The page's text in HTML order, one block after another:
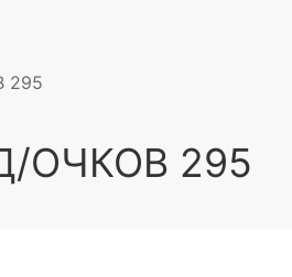
295
ОЧКОВ 295